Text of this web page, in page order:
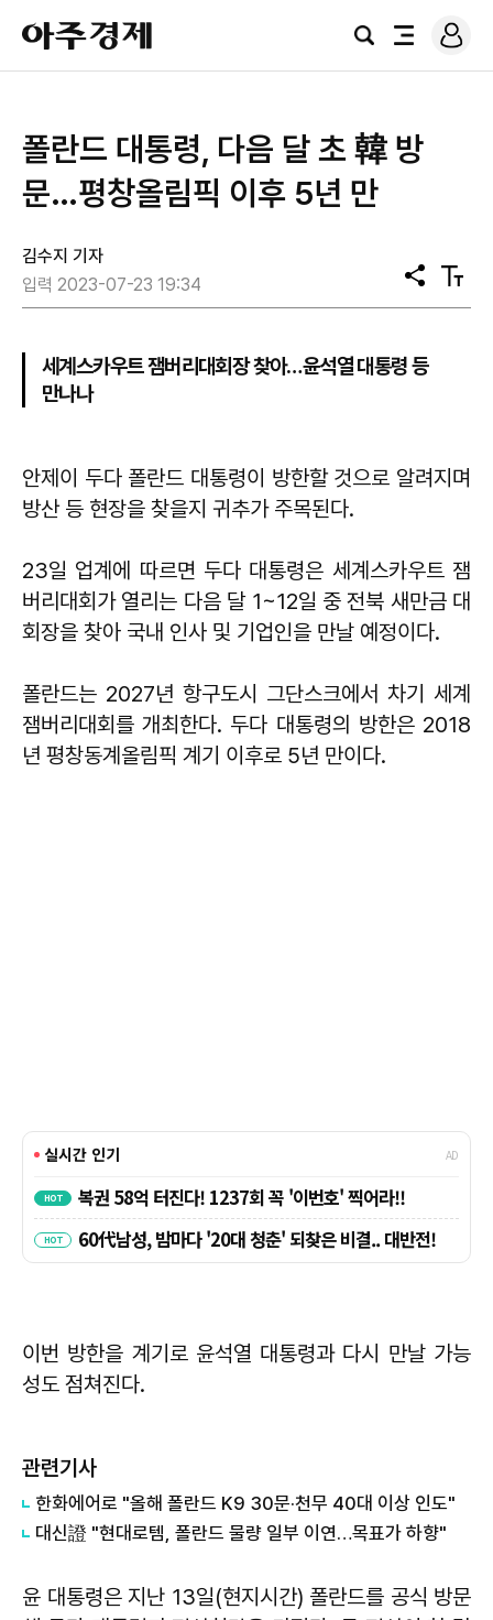
아
주
경
검
전
로
그
폴란드 대통령, 다음 달 초 韓 방
문…평창올림픽 이후 5년 만
김수지 기자
입력 2023-07-23 19:34
공
유
텍
스
세계스카우트 잼버리대회장 찾아…윤석열 대통령 등
만나나
안제이 두다 폴란드 대통령이 방한할 것으로 알려지며
방산 등 현장을 찾을지 귀추가 주목된다.
23일 업계에 따르면 두다 대통령은 세계스카우트 잼
버리대회가 열리는 다음 달 1~12일 중 전북 새만금 대
회장을 찾아 국내 인사 및 기업인을 만날 예정이다.
폴란드는 2027년 항구도시 그단스크에서 차기 세계
잼버리대회를 개최한다. 두다 대통령의 방한은 2018
년 평창동계올림픽 계기 이후로 5년 만이다.
이번 방한을 계기로 윤석열 대통령과 다시 만날 가능
성도 점쳐진다.
관련기사
한화에어로 "올해 폴란드 K9 30문·천무 40대 이상 인도"
대신證 "현대로템, 폴란드 물량 일부 이연…목표가 하향"
윤 대통령은 지난 13일(현지시간) 폴란드를 공식 방문